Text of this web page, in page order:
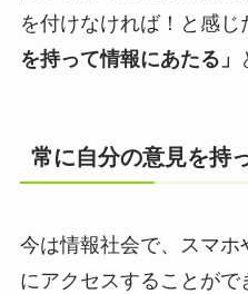
を付けなければ！と感じ
を持って情報にあたる」
常に自分の意見を持
今は情報社会で、スマホ
にアクセスすることが